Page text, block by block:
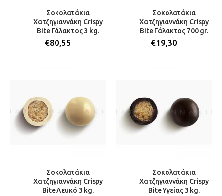
Σοκολατάκια
Χατζηγιαννάκη Crispy
Bite Γάλακτος 3 kg.
€80,55
Σοκολατάκια
Χατζηγιαννάκη Crispy
Bite Γάλακτος 700 gr.
€19,30
Σοκολατάκια
Χατζηγιαννάκη Crispy
Bite Λευκό 3 kg.
Σοκολατάκια
Χατζηγιαννάκη Crispy
Bite Υγείας 3 kg.